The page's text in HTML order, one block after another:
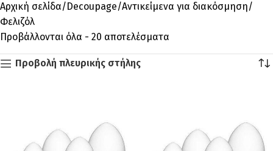
Αρχική σελίδα Decoupage Αντικείμενα για διακόσμηση
Φελιζόλ
Προβάλλονται όλα - 20 αποτελέσματα
Προβολή πλευρικής στήλης